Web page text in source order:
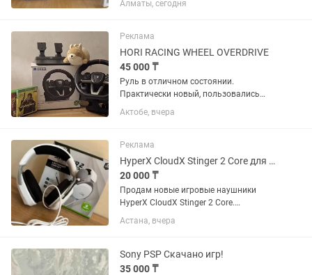
фото она идеально совмещает
Плюсы: 6 выдвижных ящиков (по 3 с...
Алматы, сегодня
Реклама
HORI RACING WHEEL OVERDRIVE
45 000 ₸
Руль в отличном состоянии.
Практически новый, пользовались
редко и аккуратно. Педали газ, тормоз
Длина кабеля 3 м. Особенности
270⁰. •Руль не использовался для...
Актобе, вчера
Реклама
HyperX CloudX Stinger 2 Core для Xbox/PC новые
20 000 ₸
Продам новые игровые наушники
HyperX CloudX Stinger 2 Core.
Полностью новые, в заводской
упаковке. Отличное качество звука
Поворотный микрофон с функцией...
Астана, вчера
Sony PSP Скачано игр!
35 000 ₸